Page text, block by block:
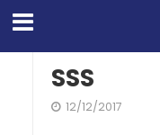
SSS
12/12/2017